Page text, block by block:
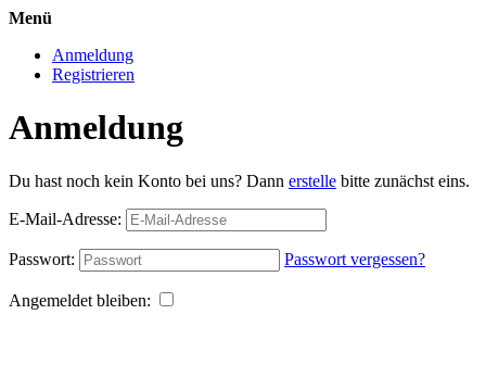
Menü
Anmeldung
Registrieren
Anmeldung
Du hast noch kein Konto bei uns? Dann erstelle bitte zunächst eins.
E-Mail-Adresse:
Passwort: Passwort vergessen?
Angemeldet bleiben: